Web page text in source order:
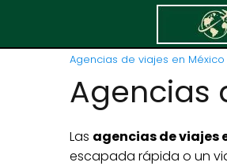
Agencias de viajes en México
Agencias
Las agencias de viajes
escapada rápida o un